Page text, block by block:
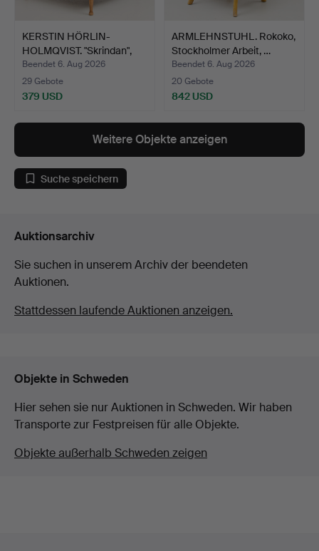
KERSTIN HÖRLIN-
HOLMQVIST. "Skrindan",
Sess…
Beendet 6. Aug 2026
29 Gebote
379 USD
ARMLEHNSTUHL. Rokoko,
Stockholmer Arbeit, …
Beendet 6. Aug 2026
20 Gebote
842 USD
Weitere Objekte anzeigen
Suche speichern
Auktionsarchiv
Sie suchen in unserem Archiv der beendeten
Auktionen.
Stattdessen laufende Auktionen anzeigen.
Objekte in Schweden
Hier sehen sie nur Auktionen in Schweden. Wir haben
Transporte zur Festpreisen für alle Objekte.
Objekte außerhalb Schweden zeigen